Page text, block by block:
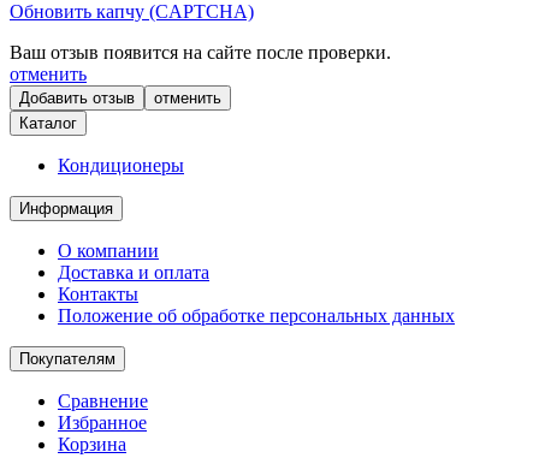
Обновить капчу (CAPTCHA)
Ваш отзыв появится на сайте после проверки.
отменить
отменить
Каталог
Кондиционеры
Информация
О компании
Доставка и оплата
Контакты
Положение об обработке персональных данных
Покупателям
Сравнение
Избранное
Корзина